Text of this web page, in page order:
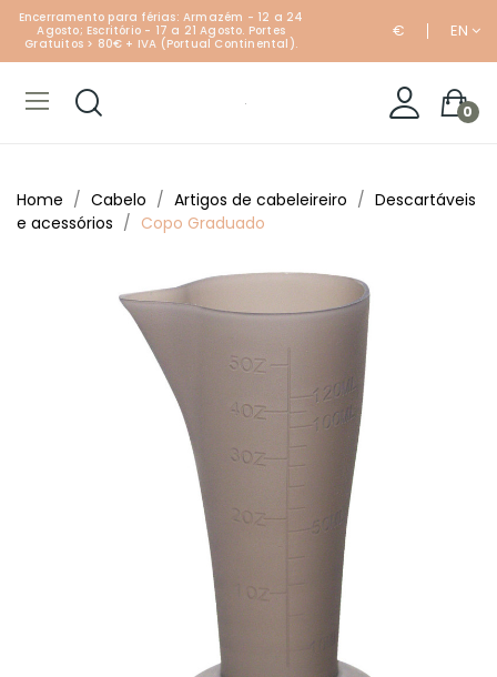
Encerramento para férias: Armazém - 12 a 24
Agosto; Escritório - 17 a 21 Agosto. Portes
Gratuitos > 80€ + IVA (Portual Continental).
€ EN
0
Home Cabelo Artigos de cabeleireiro
Descartáveis
e acessórios
Copo Graduado